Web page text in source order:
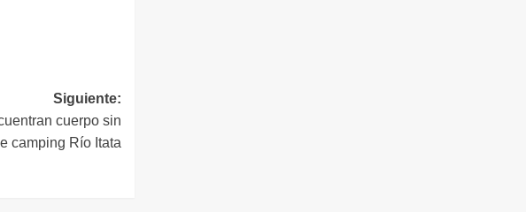
Siguiente:
cuerpo sin
camping Río Itata